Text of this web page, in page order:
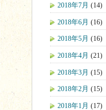
2018年7月 (14)
2018年6月 (16)
2018年5月 (16)
2018年4月 (21)
2018年3月 (15)
2018年2月 (15)
2018年1月 (17)